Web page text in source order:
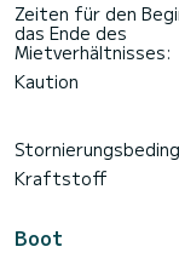
Zeiten für den
das Ende des
Mietverhältnisses:
Kaution
Kraftstoff
Boot